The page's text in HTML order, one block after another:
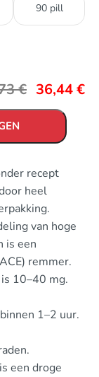
90 pill
€ 36,44€
recept
heel
van hoge
is een
remmer.
10–40 mg.
1–2 uur.
een droge